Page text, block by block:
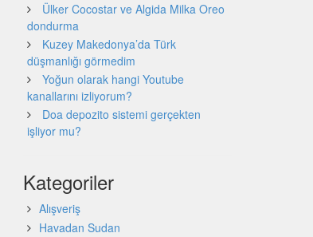
Ülker Cocostar ve Algida Milka Oreo
dondurma
Kuzey Makedonya’da Türk
düşmanlığı görmedim
Yoğun olarak hangi Youtube
kanallarını izliyorum?
Doa depozito sistemi gerçekten
işliyor mu?
Kategoriler
Alışveriş
Havadan Sudan